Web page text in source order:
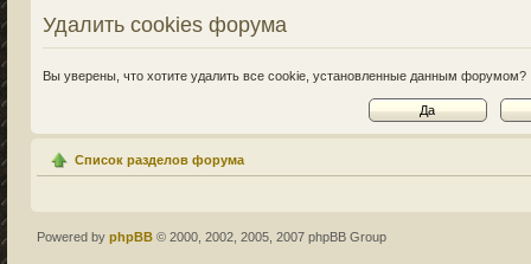
Удалить cookies форума
Вы уверены, что хотите удалить все cookie, установленные данным форумом?
Список разделов форума
Powered by phpBB © 2000, 2002, 2005, 2007 phpBB Group